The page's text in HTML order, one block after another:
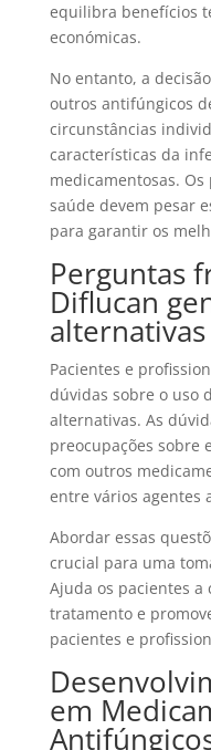
equilibra benefícios
económicas.
No entanto, a
outros antifúngicos
circunstâncias
características da
medicamentosas.
saúde devem pesar
para garantir os
Perguntas
Diflucan
alternativas
Pacientes e
dúvidas sobre o uso
alternativas. As
preocupações sobre
com outros
entre vários agentes
Abordar essas
crucial para uma
Ajuda os pacientes a
tratamento e
pacientes e
em